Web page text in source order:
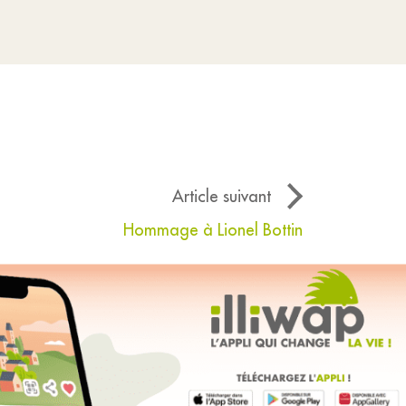
Article suivant
Hommage à Lionel Bottin